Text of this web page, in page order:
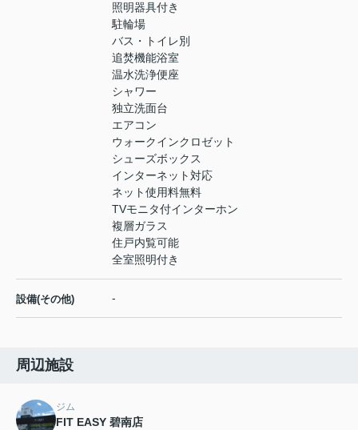
照明器具付き
駐輪場
バス・トイレ別
追焚機能浴室
温水洗浄便座
シャワー
独立洗面台
エアコン
ウォークインクロゼット
シューズボックス
インターネット対応
ネット使用料無料
TVモニタ付インターホン
複層ガラス
住戸内覧可能
全室照明付き
設備(その他) -
周辺施設
ジム
FIT EASY 碧南店